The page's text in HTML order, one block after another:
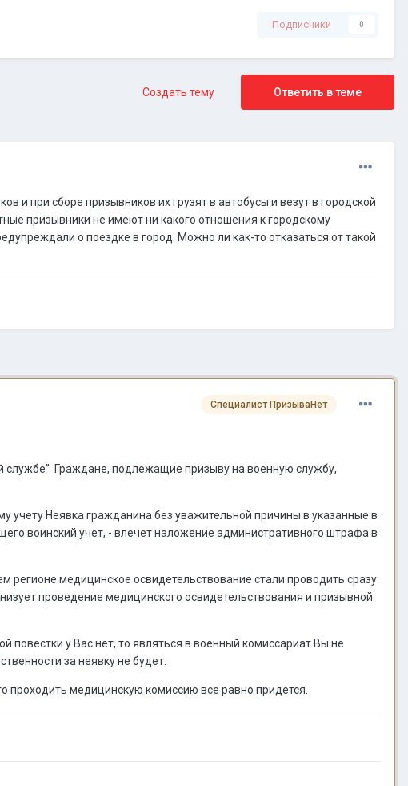
Подписчики 0
Ответить в теме
Создать тему
и при сборе призывников их грузят в автобусы и везут в городской
призывники не имеют ни какого отношения к городскому
о поездке в город. Можно ли как-то отказаться от такой
Специалист ПризываНет
службе” Граждане, подлежащие призыву на военную службу,
учету Неявка гражданина без уважительной причины в указанные в
воинский учет, - влечет наложение административного штрафа в
медицинское освидетельствование стали проводить сразу
проведение медицинского освидетельствования и призывной
повестки у Вас нет, то являться в военный комиссариат Вы не
за неявку не будет.
проходить медицинскую комиссию все равно придется.